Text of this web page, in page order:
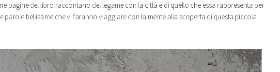
pagine del libro raccontano del legame con la città e di quello che essa rappresenta per
parole bellissime che vi faranno viaggiare con la mente alla scoperta di questa piccola